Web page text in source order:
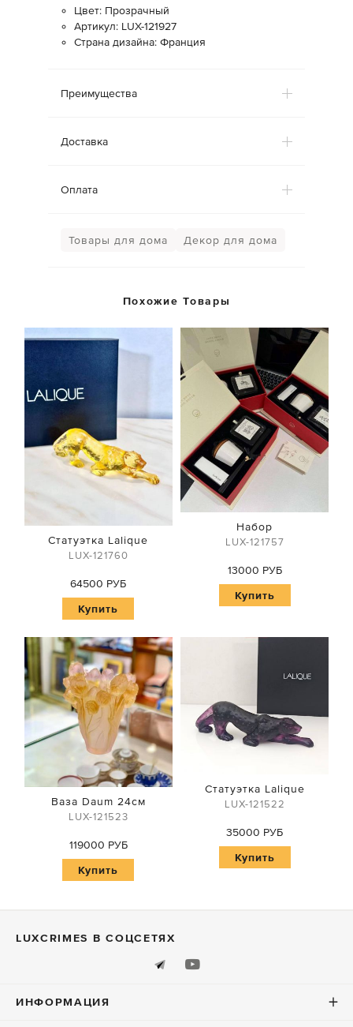
Цвет: Прозрачный
Артикул: LUX-121927
Страна дизайна: Франция
Преимущества
Доставка
Оплата
Товары для дома Декор для дома
Похожие Товары
Статуэтка Lalique
LUX-121760
64500 РУБ
Купить
Набор
LUX-121757
13000 РУБ
Купить
Ваза Daum 24см
LUX-121523
119000 РУБ
Купить
Статуэтка Lalique
LUX-121522
35000 РУБ
Купить
LUXСRIMES В СОЦСЕТЯХ
ИНФОРМАЦИЯ